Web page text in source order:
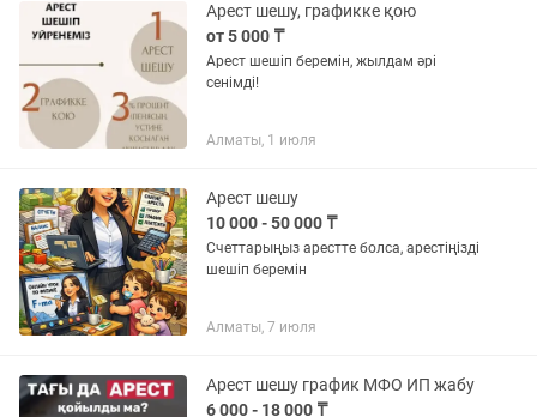
Арест шешу, графикке қою
от 5 000 ₸
Арест шешіп беремін, жылдам әрі
сенімді!
Алматы, 1 июля
Арест шешу
10 000 - 50 000 ₸
Счеттарыңыз арестте болса, арестіңізді
шешіп беремін
Алматы, 7 июля
Арест шешу график МФО ИП жабу
6 000 - 18 000 ₸